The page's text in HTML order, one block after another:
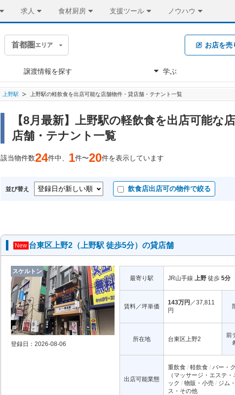
求人 食材厨房 支援ツール ノウハウ
首都圏 エリア お店を売
譲渡情報を探す 学ぶ
上野駅 上野駅の軽飲食を出店可能な店舗物件・貸店舗・テナント一覧
【8月最新】上野駅の軽飲食を出店可能な
店舗・テナント一覧
該当物件数24件中、 1件〜20件を表示しています
並び替え 飲食店出店可の物件で絞る
New 台東区上野2（上野駅 徒歩5分）の貸店舗
スケルトン
登録日：2026-08-06
最寄り駅 JR山手線 上野 徒歩 5分
賃料／坪単価
143万円 ／37,811
円
所在地 台東区上野2
前
出店可能業態
重飲食 軽飲食 バー・
（マッサージ・エステ・
ック
物販・小売 ジム
ス・その他